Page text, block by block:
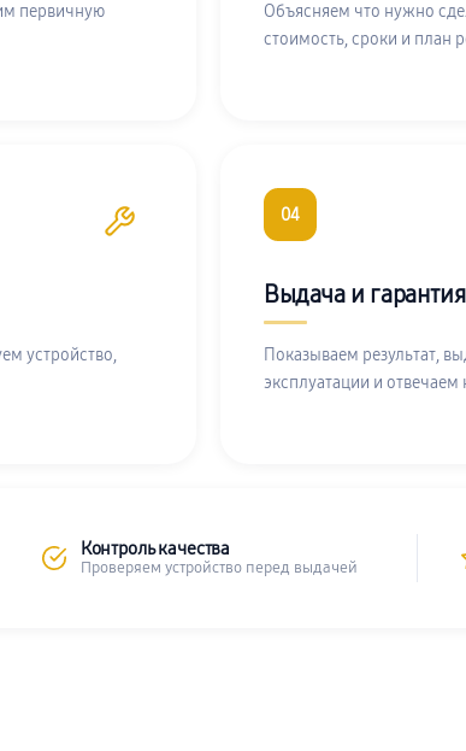
первичную
Объясняем что нужно
стоимость, сроки и план
устройство,
04
Выдача и гарантия
Показываем результат,
эксплуатации и
Контроль качества
Проверяем устройство перед выдачей